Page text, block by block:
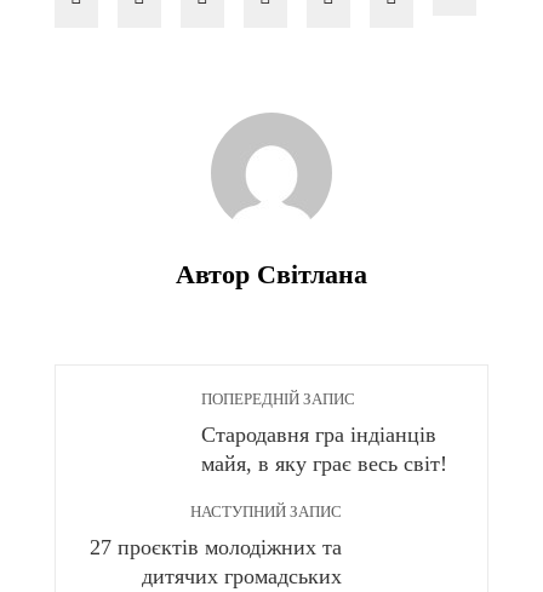
Автор Світлана
ПОПЕРЕДНІЙ ЗАПИС
Стародавня гра індіанців
майя, в яку грає весь світ!
НАСТУПНИЙ ЗАПИС
27 проєктів молодіжних та
дитячих громадських